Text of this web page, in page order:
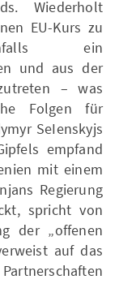
Wiederholt
EU-Kurs zu
ein
und aus der
– was
Folgen für
SeIenskyjs
empfand
mit einem
Regierung
spricht von
der „offenen
auf das